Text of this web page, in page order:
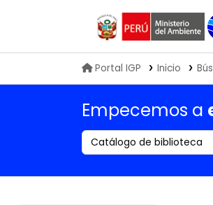
Portal IGP Inicio
Empecemos a
Search the catalog